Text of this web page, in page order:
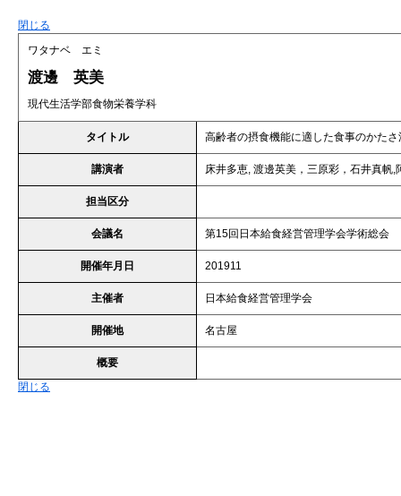
閉じる
ワタナベ エミ
渡邊 英美
現代生活学部食物栄養学科
タイトル 高齢者の摂食機能に適した食事のかた
講演者 床井多恵, 渡邊英美，三原彩，石井真帆
担当区分
会議名 第15回日本給食経営管理学会学術総会
開催年月日 201911
主催者 日本給食経営管理学会
開催地 名古屋
概要
閉じる